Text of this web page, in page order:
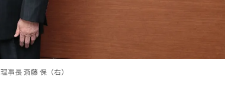
事長 斎藤 保（右）